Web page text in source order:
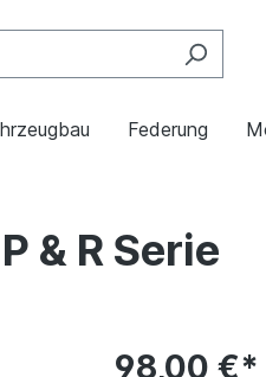
Federung
& R Serie
98,00 €*